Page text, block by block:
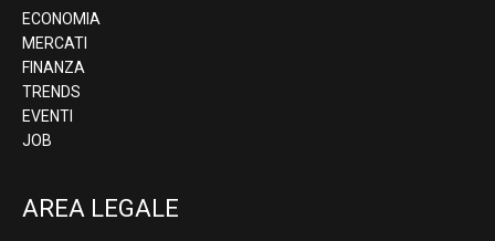
ECONOMIA
MERCATI
FINANZA
TRENDS
EVENTI
JOB
AREA LEGALE